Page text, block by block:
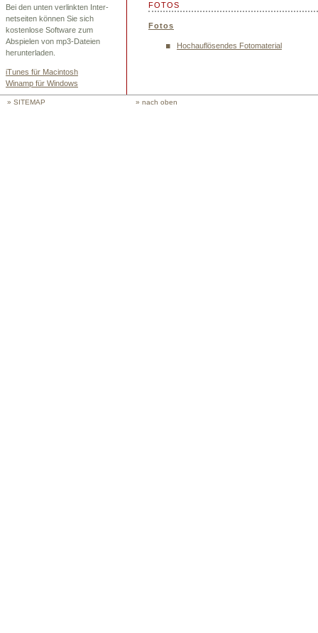
Bei den unten verlinkten Inter-
netseiten können Sie sich
kostenlose Software zum
Abspielen von mp3-Dateien
herunterladen.
iTunes für Macintosh
Winamp für Windows
FOTOS
Fotos
Hochauflösendes Fotomaterial
» SITEMAP » nach oben